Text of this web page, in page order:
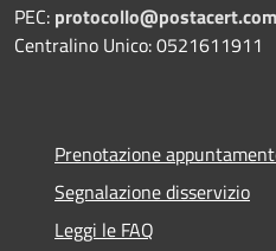
PEC:
Centralino Unico: 0521611911
Prenotazione
Segnalazione disservizio
Leggi le FAQ